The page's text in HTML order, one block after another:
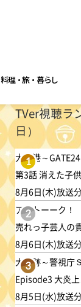
料理・旅・暮らし
TVer視聴ラ
日）
1
大空港～
第3話 消えた子
8月6日(木)放送
2
アメトーーク！
売れっ子芸人の
8月6日(木)放送
3
大追跡～警視庁
Episode3 大炎
8月5日(水)放送